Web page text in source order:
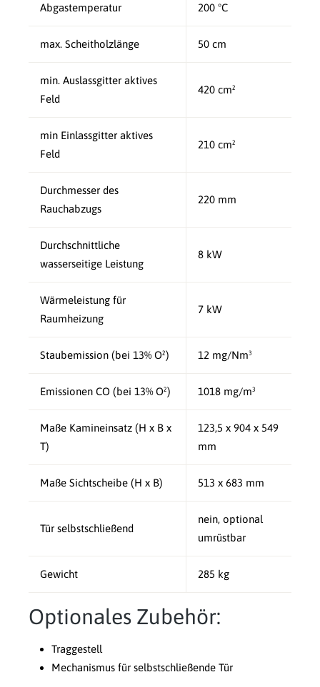
Abgastemperatur 200 °C
max. Scheitholzlänge 50 cm
min. Auslassgitter aktives
Feld
420 cm²
min Einlassgitter aktives
Feld
210 cm²
Durchmesser des
Rauchabzugs
220 mm
Durchschnittliche
wasserseitige Leistung
8 kW
Wärmeleistung für
Raumheizung
7 kW
Staubemission (bei 13% O²) 12 mg/Nm³
Emissionen CO (bei 13% O²) 1018 mg/m³
Maße Kamineinsatz (H x B x
T)
123,5 x 904 x 549
mm
Maße Sichtscheibe (H x B) 513 x 683 mm
Tür selbstschließend
nein, optional
umrüstbar
Gewicht 285 kg
Optionales Zubehör:
Traggestell
Mechanismus für selbstschließende Tür